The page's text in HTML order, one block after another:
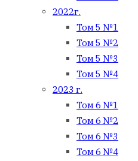
2022г.
Том 5 №1
Том 5 №2
Том 5 №3
Том 5 №4
2023 г.
Том 6 №1
Том 6 №2
Том 6 №3
Том 6 №4